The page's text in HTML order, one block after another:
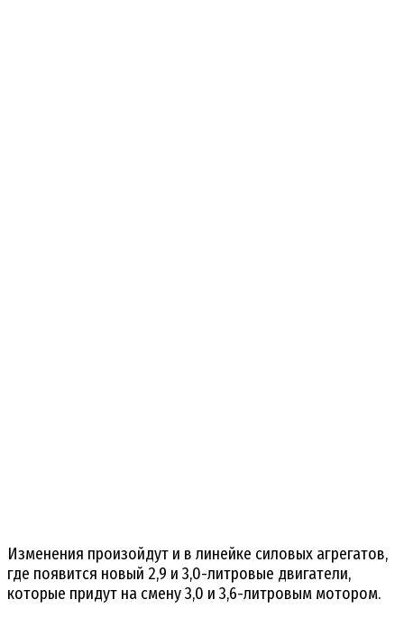
Изменения произойдут и в линейке силовых агрегатов,
где появится новый 2,9 и 3,0-литровые двигатели,
которые придут на смену 3,0 и 3,6-литровым мотором.